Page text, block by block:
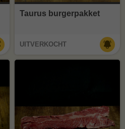
Taurus burgerpakket
UITVERKOCHT